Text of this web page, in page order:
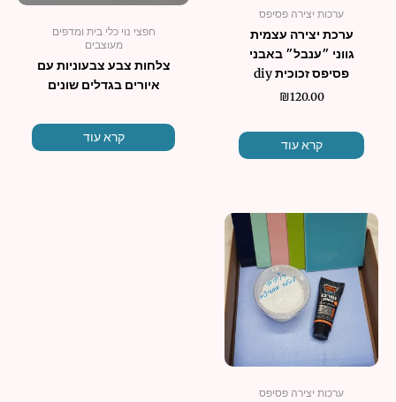
ערכות יצירה פסיפס
ערכת יצירה עצמית
גווני ״ענבל״ באבני
פסיפס זכוכית diy
₪120.00
קרא עוד
חפצי נוי כלי בית ומדפים
מעוצבים
צלחות צבע צבעוניות עם
איורים בגדלים שונים
קרא עוד
ערכות יצירה פסיפס